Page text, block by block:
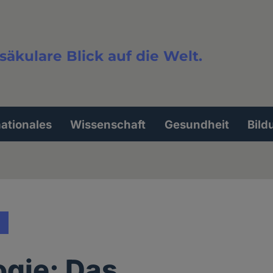
Blick auf die Welt.
Wissenschaft Gesundheit